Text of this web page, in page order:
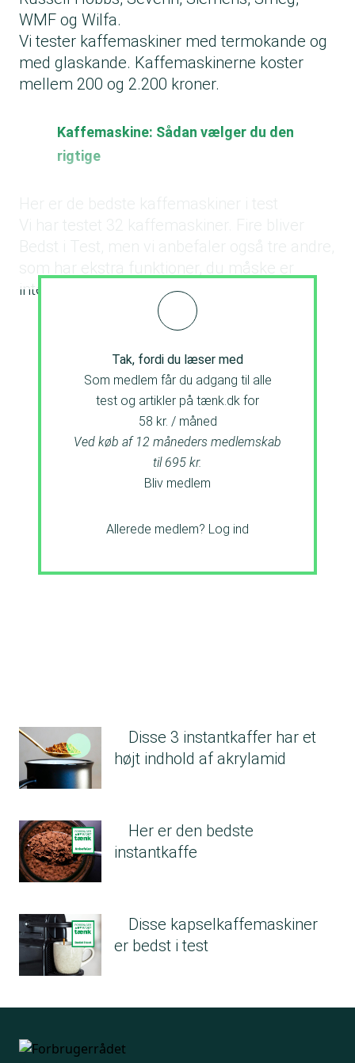
WMF og Wilfa.
Vi tester kaffemaskiner med termokande og
med glaskande. Kaffemaskinerne koster
mellem 200 og 2.200 kroner.
Kaffemaskine: Sådan vælger du den
rigtige
Vi har testet 32 kaffemaskiner. Fire bliver
Bedst i Test, men vi anbefaler også tre andre,
som har ekstra funktioner, du måske er
interesseret i.
Tak, fordi du læser med
Som medlem får du adgang til alle
test og artikler på tænk.dk for
58 kr. / måned
Ved køb af 12 måneders medlemskab
til 695 kr.
Bliv medlem
Allerede medlem? Log ind
Disse 3 instantkaffer har et
højt indhold af akrylamid
Her er den bedste
instantkaffe
Disse kapselkaffemaskiner
er bedst i test